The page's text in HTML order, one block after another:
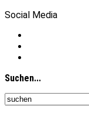
Social Media
Suchen...